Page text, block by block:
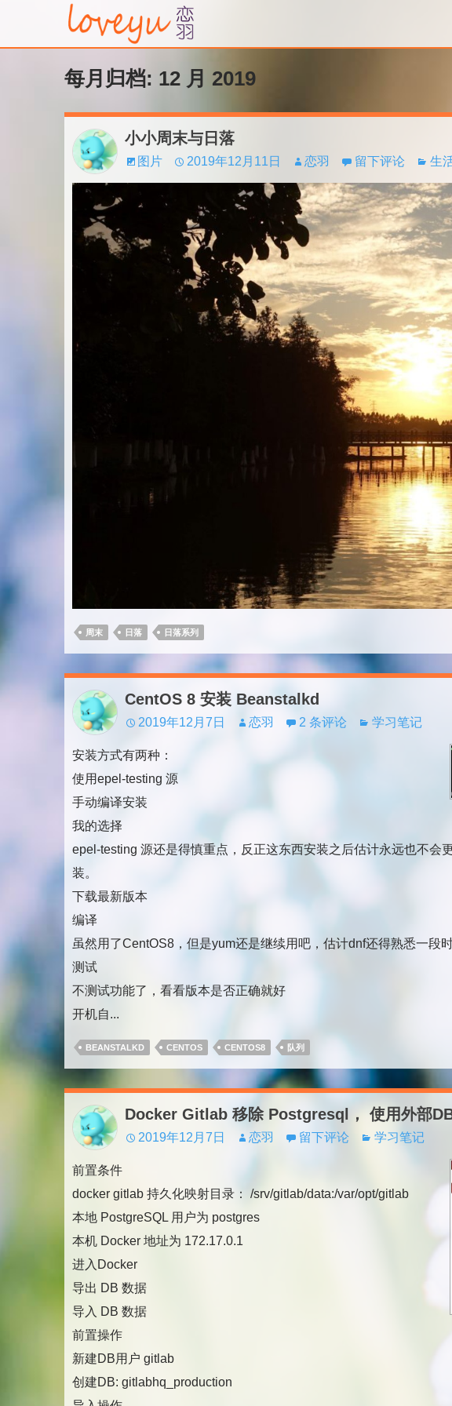
每月归档: 12 月 2019
小小周末与日落
图片 2019年12月11日 恋羽 留下评论 生
周末 日落 日落系列
CentOS 8 安装 Beanstalkd
2019年12月7日 恋羽 2 条评论 学习笔记
安装方式有两种：
使用epel-testing 源
手动编译安装
我的选择
epel-testing 源还是得慎重点，反正这东西安装之后估计永远也不会
装。
下载最新版本
编译
虽然用了CentOS8，但是yum还是继续用吧，估计dnf还得熟悉一段时
测试
不测试功能了，看看版本是否正确就好
开机自...
BEANSTALKD CENTOS CENTOS8 队列
Docker Gitlab 移除 Postgresql， 使用外部
2019年12月7日 恋羽 留下评论 学习笔记
前置条件
docker gitlab 持久化映射目录： /srv/gitlab/data:/var/opt/gitlab
本地 PostgreSQL 用户为 postgres
本机 Docker 地址为 172.17.0.1
进入Docker
导出 DB 数据
导入 DB 数据
前置操作
新建DB用户 gitlab
创建DB: gitlabhq_production